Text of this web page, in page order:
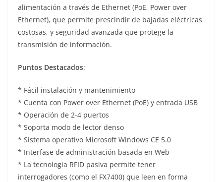
alimentación a través de Ethernet (PoE, Power over
Ethernet), que permite prescindir de bajadas eléctricas
costosas, y seguridad avanzada que protege la
transmisión de información.
Puntos Destacados:
* Fácil instalación y mantenimiento
* Cuenta con Power over Ethernet (PoE) y entrada USB
* Operación de 2-4 puertos
* Soporta modo de lector denso
* Sistema operativo Microsoft Windows CE 5.0
* Interfase de administración basada en Web
* La tecnología RFID pasiva permite tener
interrogadores (como el FX7400) que leen en forma